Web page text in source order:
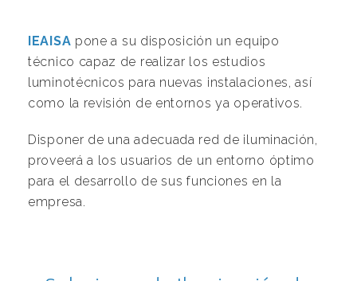
IEAISA pone a su disposición un equipo
técnico capaz de realizar los estudios
luminotécnicos para nuevas instalaciones, así
como la revisión de entornos ya operativos.
Disponer de una adecuada red de iluminación,
proveerá a los usuarios de un entorno óptimo
para el desarrollo de sus funciones en la
empresa.